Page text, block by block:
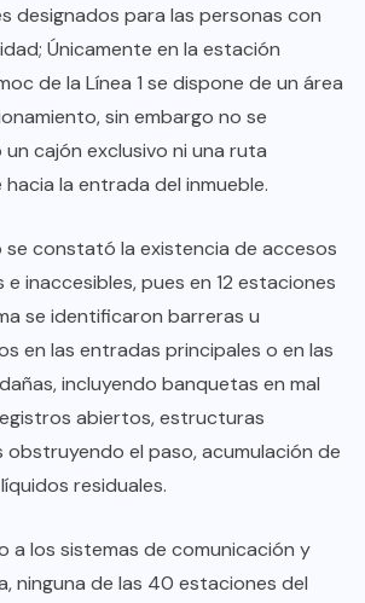
designados para las personas con
Únicamente en la estación
de la Línea 1 se dispone de un área
sin embargo no se
cajón exclusivo ni una ruta
la entrada del inmueble.
se constató la existencia de accesos
e inaccesibles, pues en 12 estaciones
se identificaron barreras u
en las entradas principales o en las
incluyendo banquetas en mal
abiertos, estructuras
obstruyendo el paso, acumulación de
residuales.
a los sistemas de comunicación y
ninguna de las 40 estaciones del